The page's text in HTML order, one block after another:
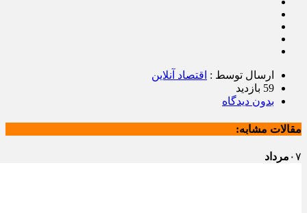
ارسال توسط : اقتصاد آنلاین
59 بازدید
بدون دیدگاه
مقالات مشابه:
۰۷ مرداد